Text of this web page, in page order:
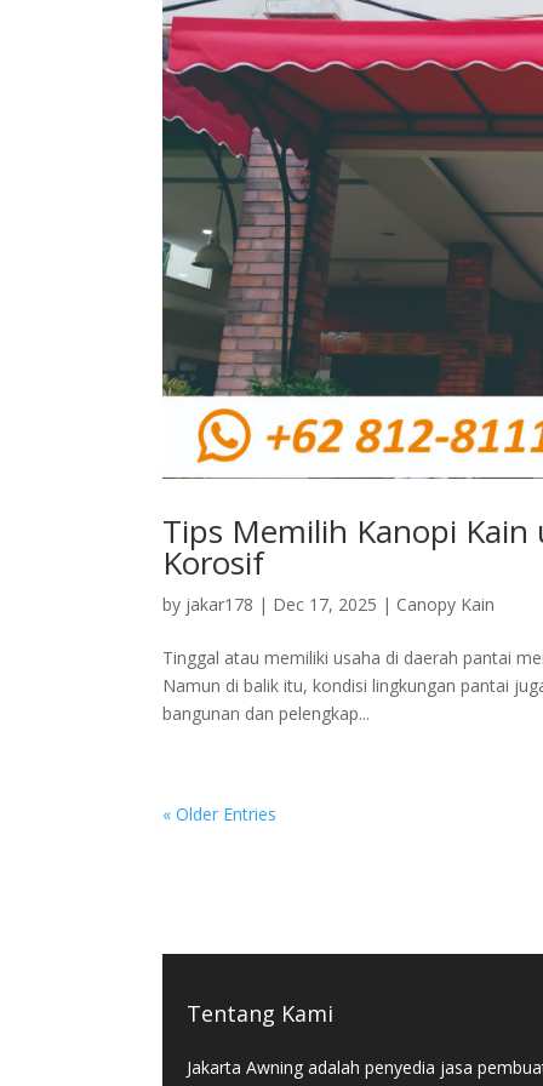
Tips Memilih Kanopi
Korosif
by jakar178 | Dec 17, 2025 | Canopy Kain
Tinggal atau memiliki usaha di daerah pantai
Namun di balik itu, kondisi lingkungan pantai
bangunan dan pelengkap...
« Older Entries
Tentang Kami
Jakarta Awning adalah penyedia jasa